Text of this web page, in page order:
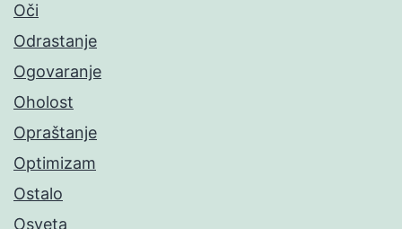
Oči
Odrastanje
Ogovaranje
Oholost
Opraštanje
Optimizam
Ostalo
Osveta